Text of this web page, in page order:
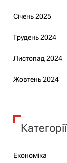
Січень 2025
Грудень 2024
Листопад 2024
Жовтень 2024
Категорії
Економіка